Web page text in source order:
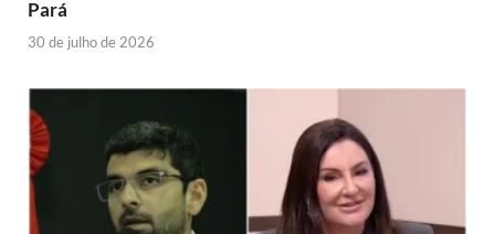
Pará
30 de julho de 2026